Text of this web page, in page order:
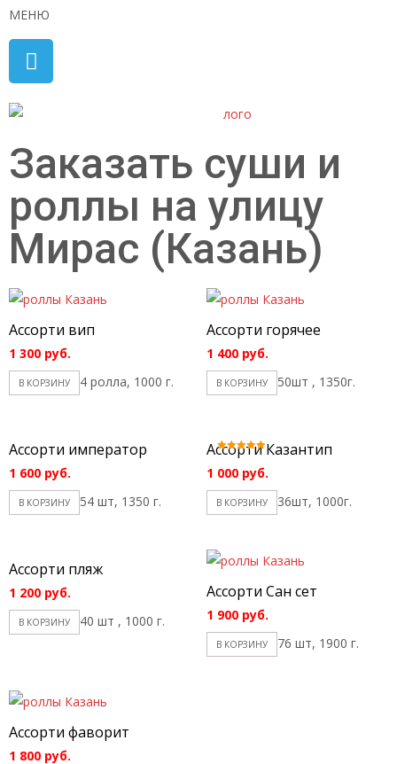
МЕНЮ
Заказать суши и
роллы на улицу
Мирас (Казань)
Ассорти вип
1 300 руб.
В КОРЗИНУ 4 ролла, 1000 г.
Ассорти горячее
1 400 руб.
В КОРЗИНУ 50шт , 1350г.
Ассорти император
1 600 руб.
В КОРЗИНУ 54 шт, 1350 г.
Ассорти Казантип
Оценка
из 5
1 000 руб.
В КОРЗИНУ 36шт, 1000г.
Ассорти пляж
1 200 руб.
В КОРЗИНУ 40 шт , 1000 г.
Ассорти Сан сет
1 900 руб.
В КОРЗИНУ 76 шт, 1900 г.
Ассорти фаворит
1 800 руб.